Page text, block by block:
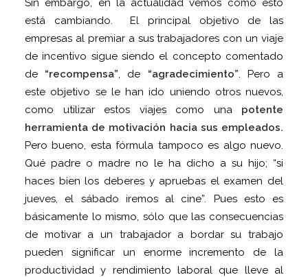
Sin embargo, en la actualidad vemos como esto
está cambiando. El principal objetivo de las
empresas al premiar a sus trabajadores con un viaje
de incentivo sigue siendo el concepto comentado
de “recompensa”, de “agradecimiento”. Pero a
este objetivo se le han ido uniendo otros nuevos,
como utilizar estos viajes como una potente
herramienta de motivación hacia sus empleados.
Pero bueno, esta fórmula tampoco es algo nuevo.
Qué padre o madre no le ha dicho a su hijo; “si
haces bien los deberes y apruebas el examen del
jueves, el sábado iremos al cine”. Pues esto es
básicamente lo mismo, sólo que las consecuencias
de motivar a un trabajador a bordar su trabajo
pueden significar un enorme incremento de la
productividad y rendimiento laboral que lleve al